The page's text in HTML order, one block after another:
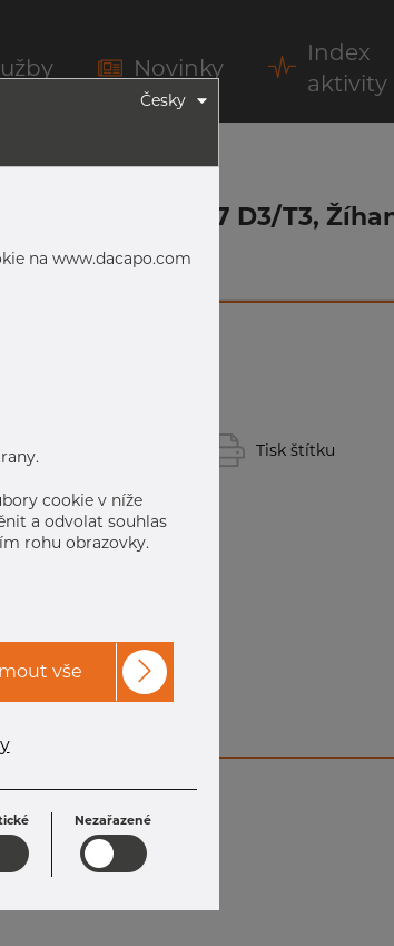
Novinky
Index
aktivity
312, EN-ISO1127 D3/T3,
& mořená
Tisk štítku
Česky
na www.dacapo.com
cookie v níže
a odvolat souhlas
rohu obrazovky.
vše
Nezařazené